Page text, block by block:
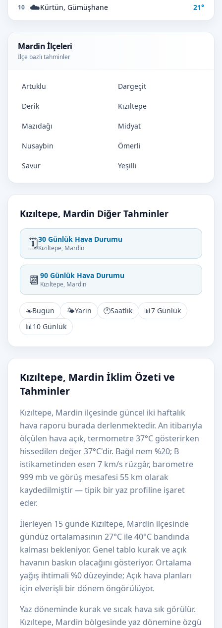
10 ☁️Kürtün, Gümüşhane 21°
Mardin İlçeleri
İlçe bazlı tahminler
Artuklu Dargeçit
Derik Kızıltepe
Mazıdağı Midyat
Nusaybin Ömerli
Savur Yeşilli
Kızıltepe, Mardin Diğer Tahminler
🗓️30 Günlük Hava Durumu
Kızıltepe, Mardin
📆 90 Günlük Hava Durumu
Kızıltepe, Mardin
☀️Bugün 🌤️Yarın 🕐Saatlik 📊7 Günlük
📊10 Günlük
Kızıltepe, Mardin İklim Özeti ve
Tahminler
Kızıltepe, Mardin ilçesinde güncel iki haftalık
hava raporu burada derlenmektedir. An itibarıyla
ölçülen hava açık, termometre 37°C gösterirken
hissedilen değer 37°C'dir. Bağıl nem %20; B
istikametinden esen 7 km/s rüzgâr, barometre
999 mb ve görüş mesafesi 55 km olarak
kaydedilmiştir — tipik bir yaz profiline işaret
eder.
İlerleyen 15 günde Kızıltepe, Mardin ilçesinde
gündüz ortalamasının 27°C ile 40°C bandında
kalması bekleniyor. Genel tablo kurak ve açık
havanın baskın olacağını gösteriyor. Ortalama
yağış ihtimali %0 düzeyinde; Açık hava planları
için elverişli bir dönem öngörülüyor.
Yaz döneminde kurak ve sıcak hava sık görülür.
Kızıltepe, Mardin bölgesinde yaz dönemine özgü